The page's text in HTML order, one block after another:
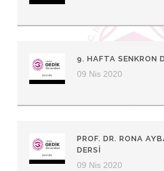
9. HAFTA SENKRON
09 Nis 2020
PROF. DR. RONA
DERSI
09 Nis 2020